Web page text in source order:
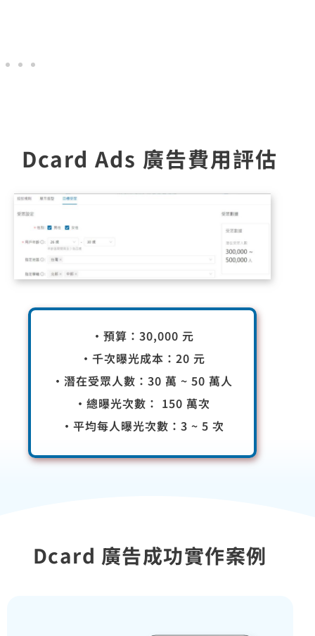
Dcard Ads 廣告費用評估
·預算：30,000 元
·千次曝光成本：20 元
·潛在受眾人數：30 萬 ~ 50 萬人
·總曝光次數： 150 萬次
·平均每人曝光次數：3 ~ 5 次
Dcard 廣告成功實作案例